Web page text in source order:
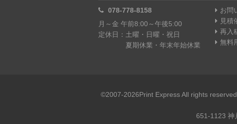
078-778-8158
月～金 午前8:00～午後5:00
定休日：土曜・日曜・祝日
夏期休業・年末年始休業
お問
見積
再入
無料
©2007-2026Print Express All rights
651-1123 神